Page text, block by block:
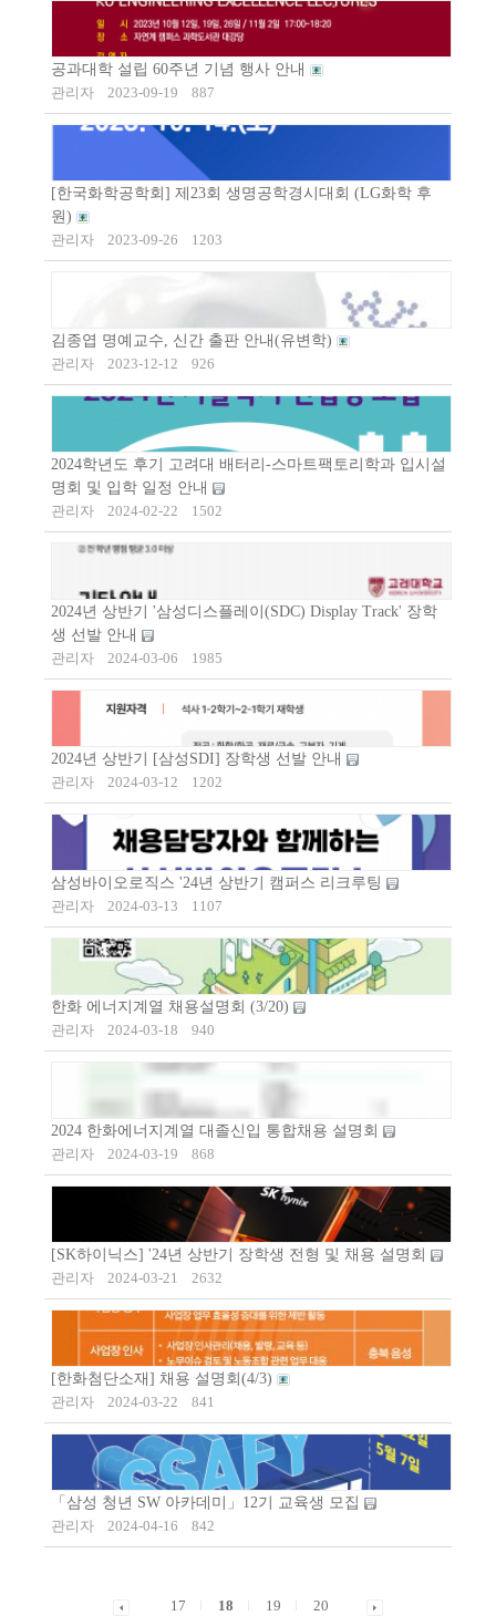
공과대학 설립 60주년 기념 행사 안내
관리자
2023-09-19 887
[한국화학공학회] 제23회 생명공학경시대회 (LG화학 후
원)
관리자
2023-09-26 1203
김종엽 명예교수, 신간 출판 안내(유변학)
관리자
2023-12-12 926
2024학년도 후기 고려대 배터리-스마트팩토리학과 입시설
명회 및 입학 일정 안내
관리자
2024-02-22 1502
2024년 상반기 '삼성디스플레이(SDC) Display Track' 장학
생 선발 안내
관리자
2024-03-06 1985
2024년 상반기 [삼성SDI] 장학생 선발 안내
관리자
2024-03-12 1202
삼성바이오로직스 '24년 상반기 캠퍼스 리크루팅
관리자
2024-03-13 1107
한화 에너지계열 채용설명회 (3/20)
관리자
2024-03-18 940
2024 한화에너지계열 대졸신입 통합채용 설명회
관리자
2024-03-19 868
[SK하이닉스] '24년 상반기 장학생 전형 및 채용 설명회
관리자
2024-03-21 2632
[한화첨단소재] 채용 설명회(4/3)
관리자
2024-03-22 841
「삼성 청년 SW 아카데미」12기 교육생 모집
관리자
2024-04-16 842
17 18 19 20